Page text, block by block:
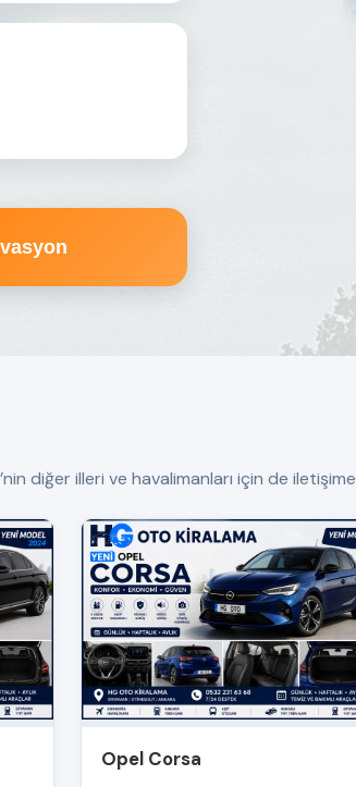
diğer illeri ve havalimanları için de
Opel Corsa